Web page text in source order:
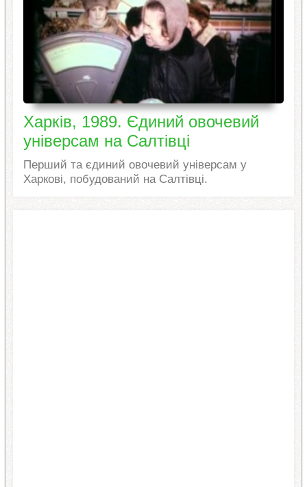
Харків, 1989. Єдиний овочевий
універсам на Салтівці
Перший та єдиний овочевий універсам у
Харкові, побудований на Салтівці.